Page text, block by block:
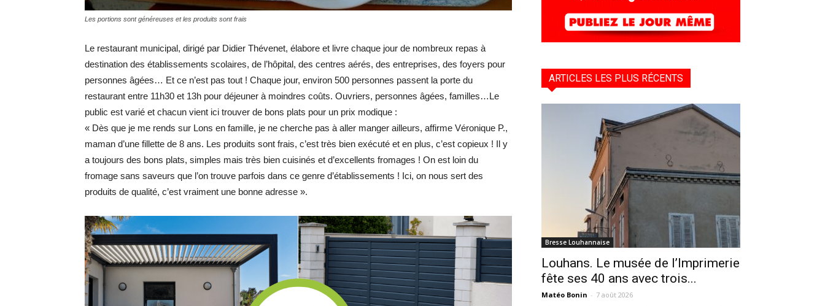
Les portions sont généreuses et les produits sont frais
Le restaurant municipal, dirigé par Didier Thévenet, élabore et livre chaque jour de nombreux repas à
destination des établissements scolaires, de l’hôpital, des centres aérés, des entreprises, des foyers pour
personnes âgées… Et ce n’est pas tout ! Chaque jour, environ 500 personnes passent la porte du
restaurant entre 11h30 et 13h pour déjeuner à moindres coûts. Ouvriers, personnes âgées, familles…Le
public est varié et chacun vient ici trouver de bons plats pour un prix modique :
« Dès que je me rends sur Lons en famille, je ne cherche pas à aller manger ailleurs, affirme Véronique P.,
maman d’une fillette de 8 ans. Les produits sont frais, c’est très bien exécuté et en plus, c’est copieux ! Il y
a toujours des bons plats, simples mais très bien cuisinés et d’excellents fromages ! On est loin du
fromage sans saveurs que l’on trouve parfois dans ce genre d’établissements ! Ici, on nous sert des
produits de qualité, c’est vraiment une bonne adresse ».
ARTICLES LES PLUS RÉCENTS
Bresse Louhannaise
Louhans. Le musée de l’Imprimerie
fête ses 40 ans avec trois...
Matéo Bonin - 7 août 2026